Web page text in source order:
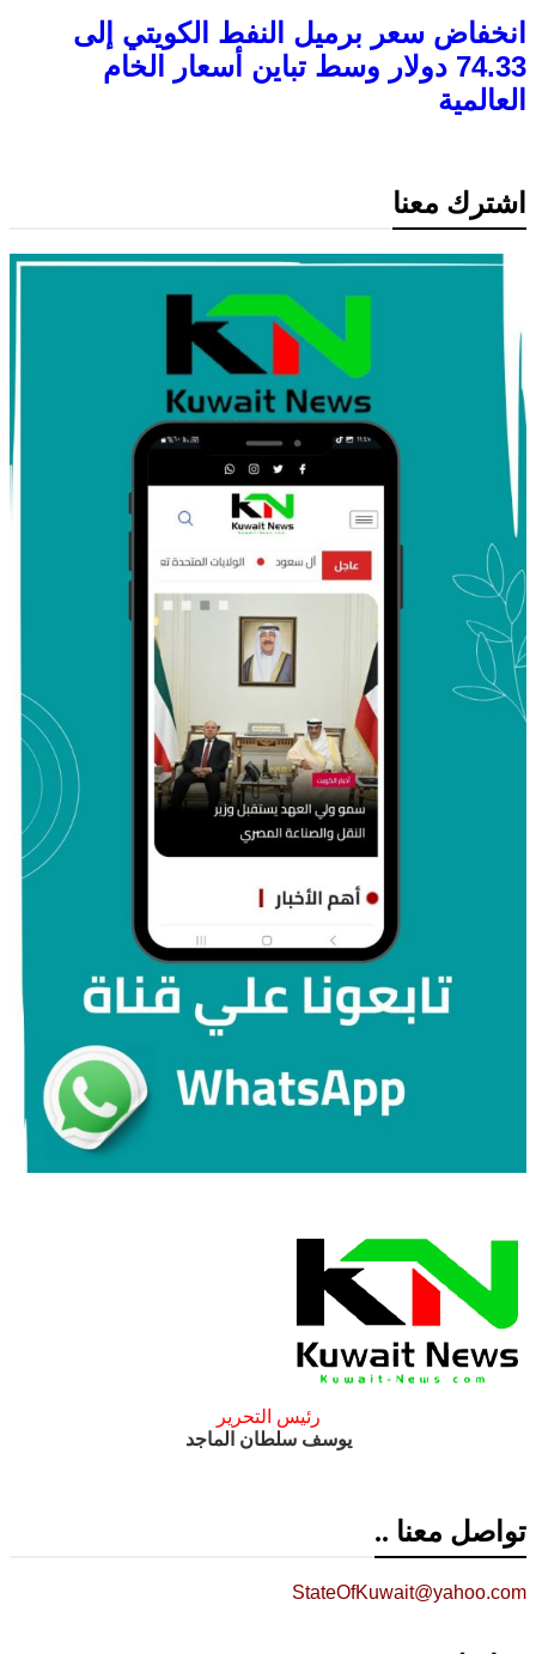
انخفاض سعر برميل النفط الكويتي إلى
74.33 دولار وسط تباين أسعار الخام
العالمية
اشترك معنا
رئيس التحرير
يوسف سلطان الماجد
تواصل معنا ..
StateOfKuwait@yahoo.com